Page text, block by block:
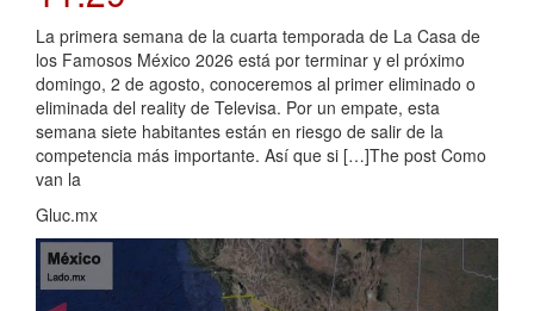
La primera semana de la cuarta temporada de La Casa de
los Famosos México 2026 está por terminar y el próximo
domingo, 2 de agosto, conoceremos al primer eliminado o
eliminada del reality de Televisa. Por un empate, esta
semana siete habitantes están en riesgo de salir de la
competencia más importante. Así que si […]The post Como
van la
Gluc.mx